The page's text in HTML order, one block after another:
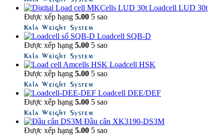
Loadcell LUD 30t
Được xếp hạng 5.00 5 sao
Kala Weight System
Loadcell SQB-D
Được xếp hạng 5.00 5 sao
Kala Weight System
Loadcell HSK
Được xếp hạng 5.00 5 sao
Kala Weight System
Loadcell DEE/DEF
Được xếp hạng 5.00 5 sao
Kala Weight System
Đầu cân XK3190-DS3M
Được xếp hạng 5.00 5 sao